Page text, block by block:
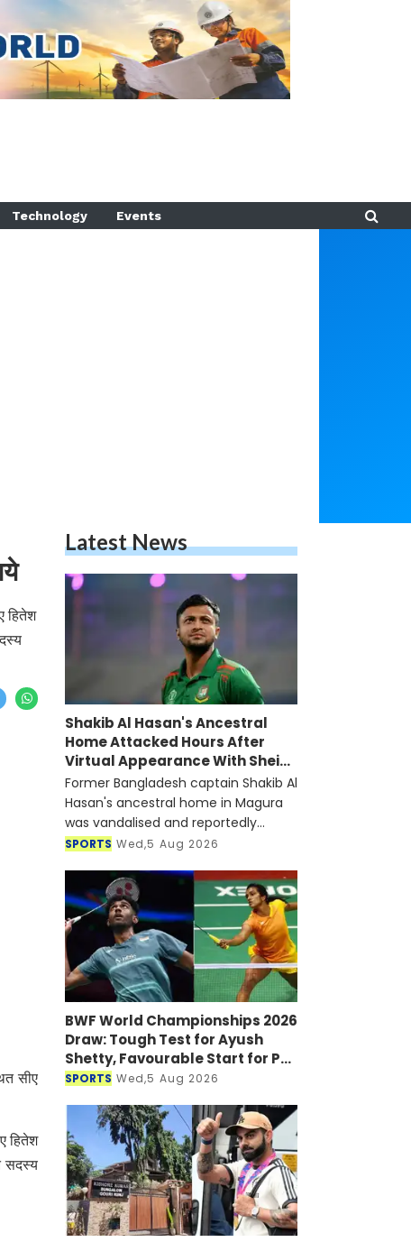
Technology Events
हितेश
सीए
हितेश
सदस्य
Latest News
Shakib Al Hasan's Ancestral
Home Attacked Hours After
Virtual Appearance With Sheikh
Hasina
Former Bangladesh captain Shakib Al
Hasan's ancestral home in Magura
was vandalised and reportedly
targeted with a petrol bomb shortly
conference alongside Sheikh Hasi
SPORTS Wed,5 Aug 2026
BWF World Championships 2026
Draw: Tough Test for Ayush
Shetty, Favourable Start for PV
Sindhu
SPORTS Wed,5 Aug 2026